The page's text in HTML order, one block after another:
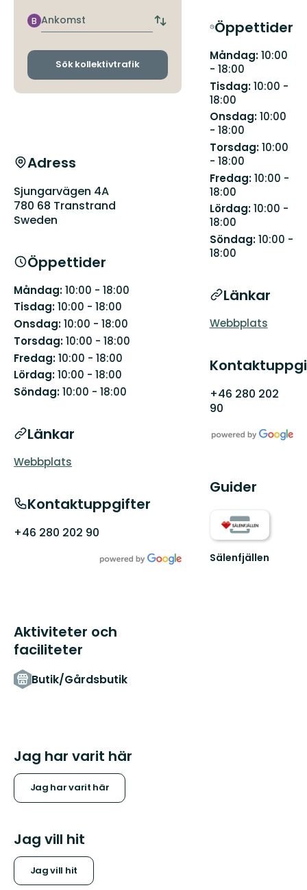
hållplats
Ankomst
B
Byt
och
ankomsthållplatser
Sök kollektivtrafik
Adress
Sjungarvägen 4A
780 68 Transtrand
Sweden
Öppettider
Måndag:10:00 - 18:00
Tisdag:10:00 - 18:00
Onsdag:10:00 - 18:00
Torsdag:10:00 - 18:00
Fredag:10:00 - 18:00
Lördag:10:00 - 18:00
Söndag:10:00 - 18:00
Länkar
Webbplats
Kontaktuppgifter
+46 280 202 90
Aktiviteter och
faciliteter
Butik/Gårdsbutik
Jag har varit här
Jag har varit här
Jag vill hit
Jag vill hit
Öppettider
Måndag:10:00
- 18:00
Tisdag:10:00 -
18:00
Onsdag:10:00
- 18:00
Torsdag:10:00
- 18:00
Fredag:10:00 -
18:00
Lördag:10:00 -
18:00
Söndag:10:00 -
18:00
Länkar
Webbplats
+46 280 202
90
Guider
Sälenfjällen